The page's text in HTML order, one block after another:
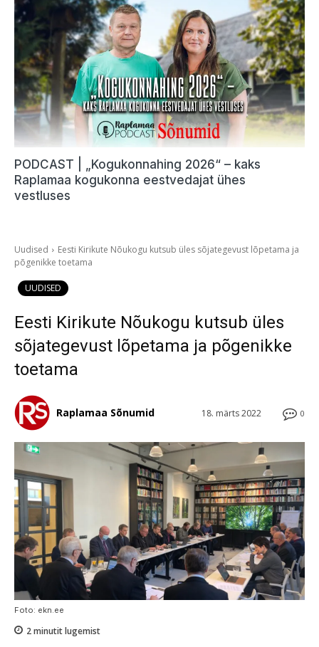
PODCAST | „Kogukonnahing 2026“ – kaks
Raplamaa kogukonna eestvedajat ühes
vestluses